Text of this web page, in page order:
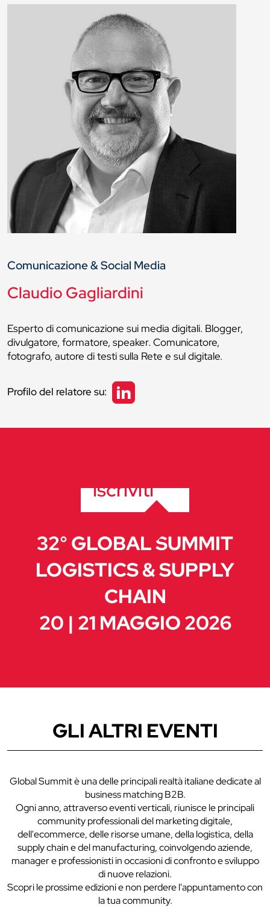
Comunicazione & Social Media
Claudio Gagliardini
Esperto di comunicazione sui media digitali. Blogger,
divulgatore, formatore, speaker. Comunicatore,
fotografo, autore di testi sulla Rete e sul digitale.
Profilo del relatore su:
iscriviti
32° GLOBAL SUMMIT
LOGISTICS & SUPPLY
CHAIN
20 | 21 MAGGIO 2026
GLI ALTRI EVENTI
Global Summit è una delle principali realtà italiane dedicate al
business matching B2B.
Ogni anno, attraverso eventi verticali, riunisce le principali
community professionali del marketing digitale,
dell'ecommerce, delle risorse umane, della logistica, della
supply chain e del manufacturing, coinvolgendo aziende,
manager e professionisti in occasioni di confronto e sviluppo
di nuove relazioni.
Scopri le prossime edizioni e non perdere l'appuntamento con
la tua community.